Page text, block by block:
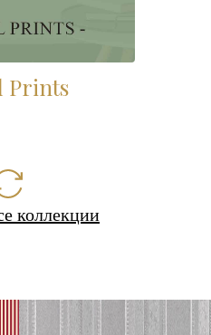
Prints
коллекции